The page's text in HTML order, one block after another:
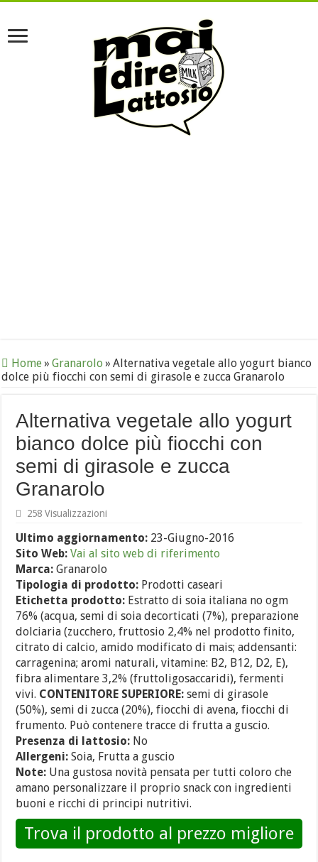
Home» Granarolo » Alternativa vegetale allo yogurt bianco
dolce più fiocchi con semi di girasole e zucca Granarolo
Alternativa vegetale allo yogurt
bianco dolce più fiocchi con
semi di girasole e zucca
Granarolo
258 Visualizzazioni
Ultimo aggiornamento: 23-Giugno-2016
Sito Web: Vai al sito web di riferimento
Marca: Granarolo
Tipologia di prodotto: Prodotti caseari
Etichetta prodotto: Estratto di soia italiana no ogm
76% (acqua, semi di soia decorticati (7%), preparazione
dolciaria (zucchero, fruttosio 2,4% nel prodotto finito,
citrato di calcio, amido modificato di mais; addensanti:
carragenina; aromi naturali, vitamine: B2, B12, D2, E),
fibra alimentare 3,2% (fruttoligosaccaridi), fermenti
vivi. CONTENITORE SUPERIORE:semi di girasole
(50%), semi di zucca (20%), fiocchi di avena, fiocchi di
frumento. Può contenere tracce di frutta a guscio.
Presenza di lattosio: No
Allergeni: Soia, Frutta a guscio
Note: Una gustosa novità pensata per tutti coloro che
amano personalizzare il proprio snack con ingredienti
buoni e ricchi di principi nutritivi.
Trova il prodotto al prezzo migliore